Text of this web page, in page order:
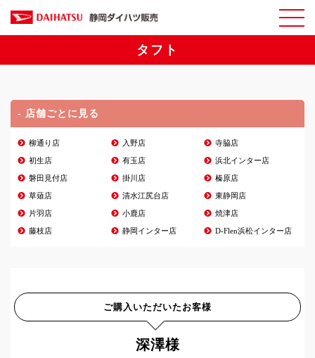
タフト
- 店舗ごとに見る
柳通り店 入野店 寺脇店
初生店 有玉店 浜北インター店
磐田見付店 掛川店 榛原店
草薙店 清水江尻台店 東静岡店
片羽店 小鹿店 焼津店
藤枝店 静岡インター店 D-Flen浜松インター店
ご購入いただいたお客様
深澤様